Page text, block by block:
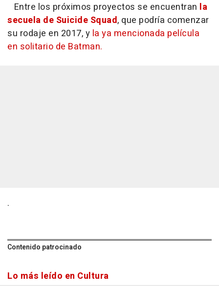
Entre los próximos proyectos se encuentran la
secuela de Suicide Squad, que podría comenzar
su rodaje en 2017, y la ya mencionada película
en solitario de Batman.
.
Contenido patrocinado
Lo más leído en Cultura